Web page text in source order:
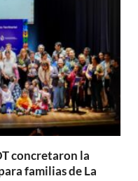
concretaron la
familias de La